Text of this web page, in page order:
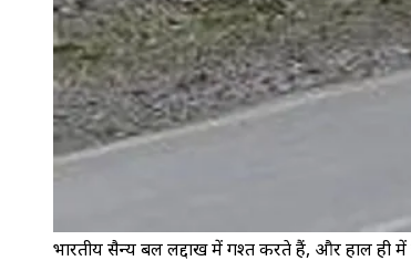
भारतीय सैन्य बल लद्दाख में गश्त करते हैं, और हाल ही में